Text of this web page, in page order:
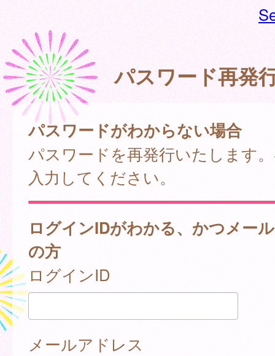
パスワード再発
パスワードがわからない場合
パスワードを再発行いたします
入力してください。
ログインIDがわかる、かつメー
の方
ログインID
メールアドレス